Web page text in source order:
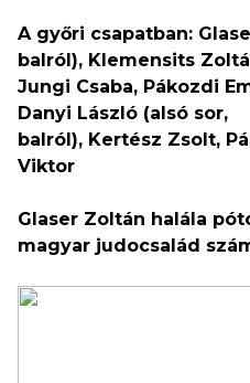
A győri csapatban:
balról), Klemensits
Jungi Csaba, Pákozdi
Danyi László (alsó sor,
balról), Kertész Zsolt,
Viktor
Glaser Zoltán halála
magyar judocsalád